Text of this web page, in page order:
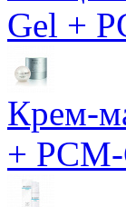
Gel +
Крем-
+